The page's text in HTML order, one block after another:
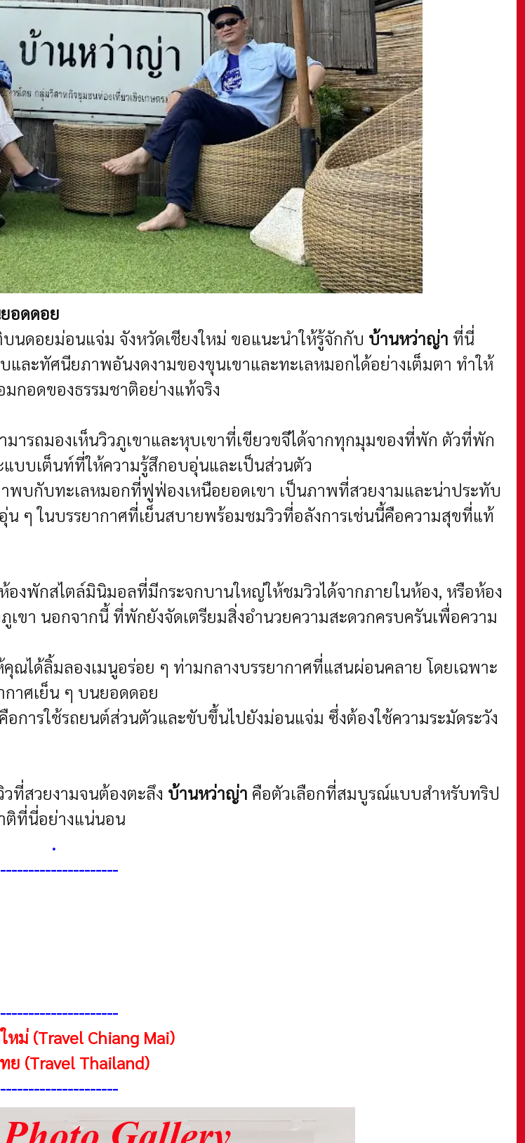
อดดอย
ดอยม่อนแจ่ม จังหวัดเชียงใหม่ ขอแนะนำให้รู้จักกับ บ้านหว่าญ่า ที่นี่
ละทัศนียภาพอันงดงามของขุนเขาและทะเลหมอกได้อย่างเต็มตา ทำให้
กอดของธรรมชาติอย่างแท้จริง
ารถมองเห็นวิวภูเขาและหุบเขาที่เขียวขจีได้จากทุกมุมของที่พัก ตัวที่พัก
บเต็นท์ที่ให้ความรู้สึกอบอุ่นและเป็นส่วนตัว
พบกับทะเลหมอกที่ฟูฟ่องเหนือยอดเขา เป็นภาพที่สวยงามและน่าประทับ
ๆ ในบรรยากาศที่เย็นสบายพร้อมชมวิวที่อลังการเช่นนี้คือความสุขที่แท้
องพักสไตล์มินิมอลที่มีกระจกบานใหญ่ให้ชมวิวได้จากภายในห้อง, หรือห้อง
า นอกจากนี้ ที่พักยังจัดเตรียมสิ่งอำนวยความสะดวกครบครันเพื่อความ
ได้ลิ้มลองเมนูอร่อย ๆ ท่ามกลางบรรยากาศที่แสนผ่อนคลาย โดยเฉพาะ
กาศเย็น ๆ บนยอดดอย
การใช้รถยนต์ส่วนตัวและขับขึ้นไปยังม่อนแจ่ม ซึ่งต้องใช้ความระมัดระวัง
ที่สวยงามจนต้องตะลึง บ้านหว่าญ่า คือตัวเลือกที่สมบูรณ์แบบสำหรับทริป
ติที่นี่อย่างแน่นอน
.
-
-
หม่ (Travel Chiang Mai)
ย (Travel Thailand)
-